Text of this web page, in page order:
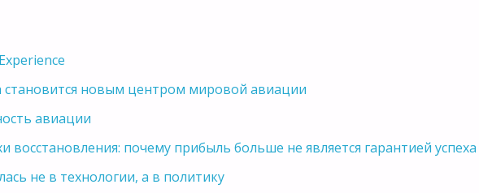
становится новым центром мировой авиации
авиации
восстановления: почему прибыль больше не является гарантией успеха
не в технологии, а в политику